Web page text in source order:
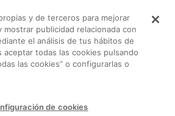
ejecutivo
los cursos
y de terceros para mejorar
publicidad relacionada con
el análisis de tus hábitos de
aceptar todas las cookies pulsando
las cookies” o configurarlas o
de cookies